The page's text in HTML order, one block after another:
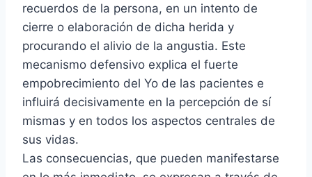
recuerdos de la persona, en un intento de
cierre o elaboración de dicha herida y
procurando el alivio de la angustia. Este
mecanismo defensivo explica el fuerte
empobrecimiento del Yo de las pacientes e
influirá decisivamente en la percepción de sí
mismas y en todos los aspectos centrales de
sus vidas.
Las consecuencias, que pueden manifestarse